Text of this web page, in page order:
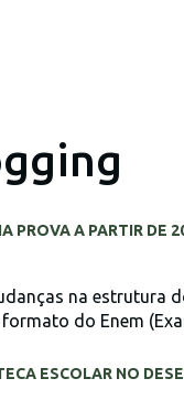
PROVA A PARTIR DE
na estrutura
do Enem
ESCOLAR NO